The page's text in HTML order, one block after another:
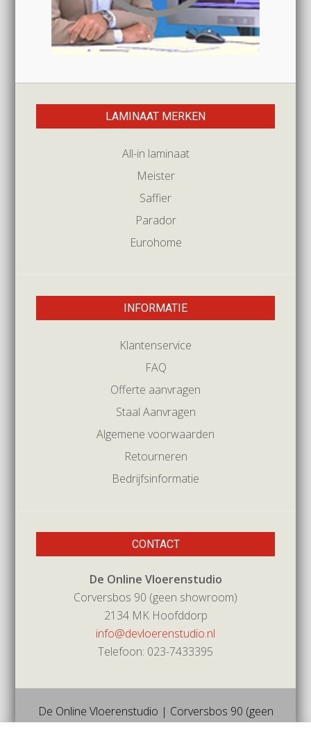
LAMINAAT MERKEN
All-in laminaat
Meister
Saffier
Parador
Eurohome
INFORMATIE
Klantenservice
FAQ
Offerte aanvragen
Staal Aanvragen
Algemene voorwaarden
Retourneren
Bedrijfsinformatie
CONTACT
De Online Vloerenstudio
Corversbos 90 (geen showroom)
2134 MK Hoofddorp
info@devloerenstudio.nl
Telefoon: 023-7433395
De Online Vloerenstudio | Corversbos 90 (geen